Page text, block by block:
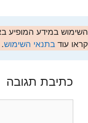
השימוש במידע המופיע
קראו עוד בתנאי השימוש.
כתיבת תגובה